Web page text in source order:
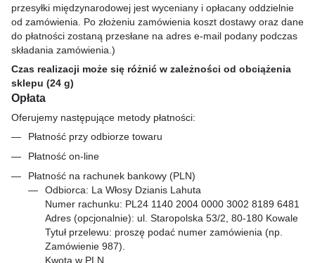
przesyłki międzynarodowej jest wyceniany i opłacany oddzielnie
od zamówienia. Po złożeniu zamówienia koszt dostawy oraz dane
do płatności zostaną przesłane na adres e-mail podany podczas
składania zamówienia.)
Czas realizacji może się różnić w zależności od obciążenia
sklepu (24 g)
Opłata
Oferujemy następujące metody płatności:
Płatność przy odbiorze towaru
Płatność on-line
Płatność na rachunek bankowy (PLN)
Odbiorca: La Włosy Dzianis Lahuta
Numer rachunku: PL24 1140 2004 0000 3002 8189 6481
Adres (opcjonalnie): ul. Staropolska 53/2, 80-180 Kowale
Tytuł przelewu: proszę podać numer zamówienia (np.
Zamówienie 987).
Kwota w PLN.